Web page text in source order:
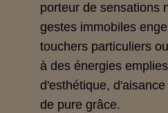
porteur de sensations
gestes immobiles
touchers particuliers
à des énergies
d'esthétique,
de pure grâce.